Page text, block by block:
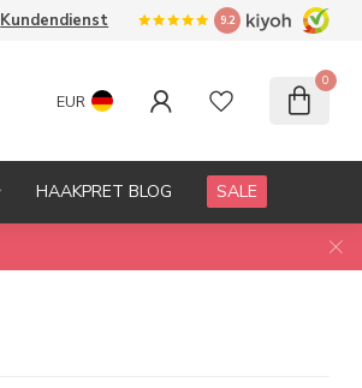
Kundendienst 9.2
EUR
0
HAAKPRET BLOG SALE